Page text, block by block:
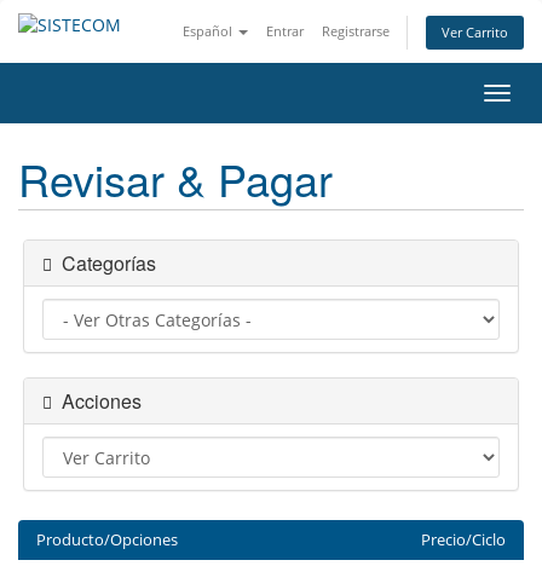
Español Entrar Registrarse Ver Carrito
Revisar & Pagar
Categorías
Acciones
Producto/Opciones Precio/Ciclo